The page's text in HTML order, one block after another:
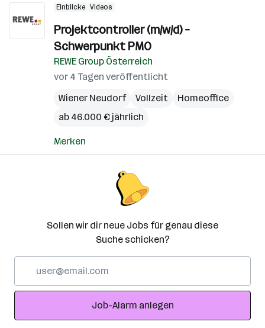
Einblicke Videos
Projektcontroller (m/w/d) –
Schwerpunkt PMO
REWE Group Österreich
vor 4 Tagen veröffentlicht
Wiener Neudorf
Vollzeit
Homeoffice
ab 46.000 € jährlich
Merken
Sollen wir dir neue Jobs für genau diese
Suche schicken?
Adresse
Job-Alarm anlegen